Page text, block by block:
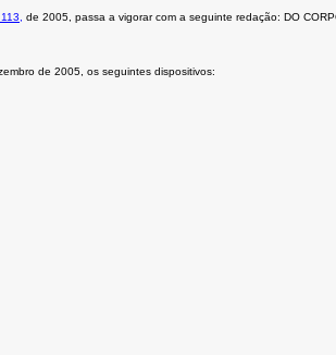
de 2005, passa a vigorar com a seguinte redação: DO
de 2005, os seguintes dispositivos: